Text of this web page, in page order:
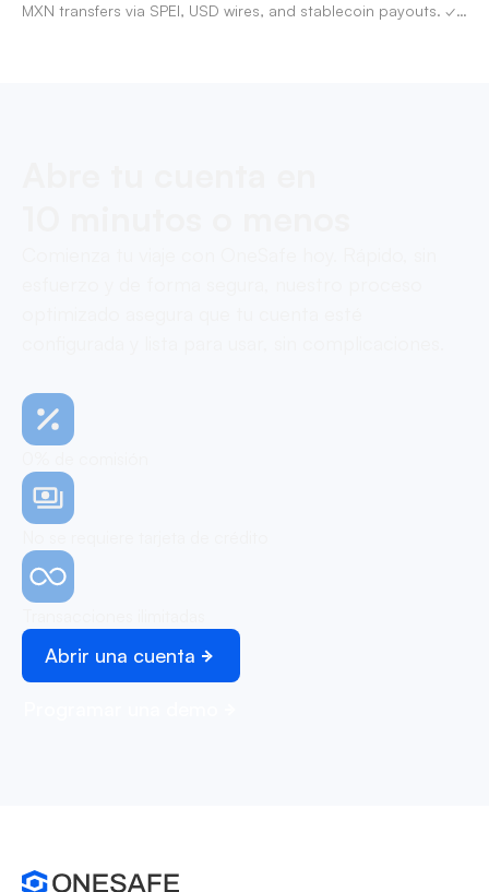
MXN transfers via SPEI, USD wires, and stablecoin payouts. ✓
Abrir una cuenta